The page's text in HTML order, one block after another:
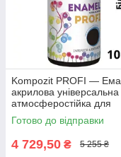
Kompozit PROFI —
акрилова універсальна
атмосферостійка для
дерев'яних, металевих і
мінеральних поверхонь
Готово до відправки
4 729,50 ₴ 5 255 ₴